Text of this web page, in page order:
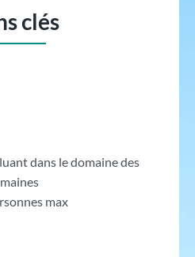
clés
dans le domaine des
max